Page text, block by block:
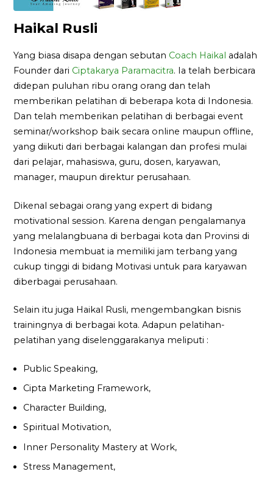
Haikal Rusli
Yang biasa disapa dengan sebutan Coach Haikal adalah
Founder dari Ciptakarya Paramacitra. Ia telah berbicara
didepan puluhan ribu orang orang dan telah
memberikan pelatihan di beberapa kota di Indonesia.
Dan telah memberikan pelatihan di berbagai event
seminar/workshop baik secara online maupun offline,
yang diikuti dari berbagai kalangan dan profesi mulai
dari pelajar, mahasiswa, guru, dosen, karyawan,
manager, maupun direktur perusahaan.
Dikenal sebagai orang yang expert di bidang
motivational session. Karena dengan pengalamanya
yang melalangbuana di berbagai kota dan Provinsi di
Indonesia membuat ia memiliki jam terbang yang
cukup tinggi di bidang Motivasi untuk para karyawan
diberbagai perusahaan.
Selain itu juga Haikal Rusli, mengembangkan bisnis
trainingnya di berbagai kota. Adapun pelatihan-
pelatihan yang diselenggarakanya meliputi :
Public Speaking,
Cipta Marketing Framework,
Character Building,
Spiritual Motivation,
Inner Personality Mastery at Work,
Stress Management,